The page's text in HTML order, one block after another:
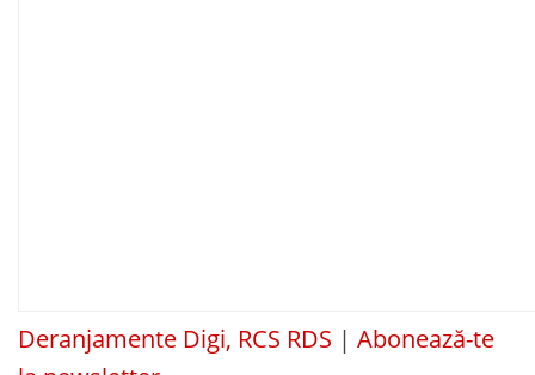
Deranjamente Digi, RCS RDS | Abonează-te